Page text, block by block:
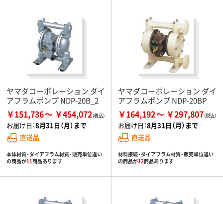
ヤマダコーポレーション ダイ
アフラムポンプ NDP-20B_2
￥151,736 ￥454,072
お届け日：8月31日（月）まで
直送品
本体材質・ダイアフラム材質・販売単位違い
の商品が11商品あります
ヤマダコーポレーション ダイ
アフラムポンプ NDP-20BP
￥164,192 ￥297,807
お届け日：8月31日（月）まで
直送品
材料接続・ダイアフラム材質・販売単位違い
の商品が12商品あります